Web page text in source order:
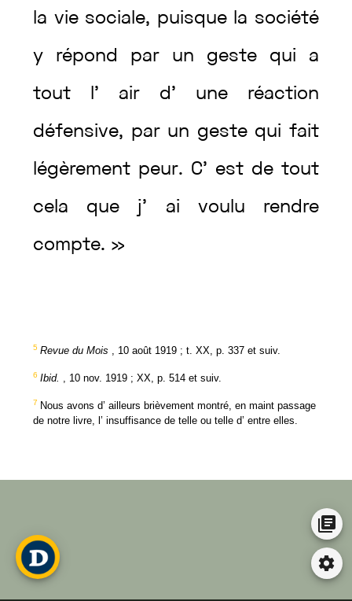
la vie sociale, puisque la société
y répond par un geste qui a
tout l’ air d’ une réaction
défensive, par un geste qui fait
légèrement peur. C’ est de tout
cela que j’ ai voulu rendre
compte. »
5 RevueduMois , 10août 1919 ;t.XX,p.337etsuiv.
6 Ibid. , 10nov. 1919 ;XX,p.514etsuiv.
7 Nousavonsd’ailleurs brièvementmontré,enmaintpassage
denotre livre, l’insuffisancedetelleoutelled’entreelles.